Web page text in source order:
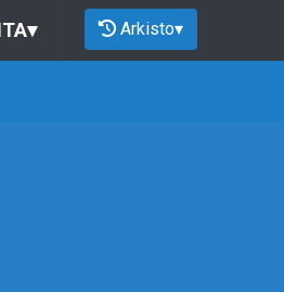
▾ Arkisto▾